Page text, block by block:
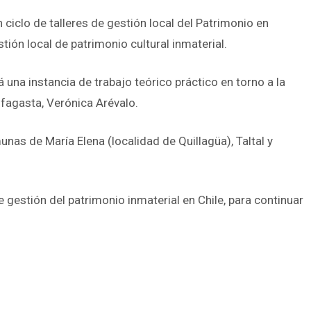
de talleres de gestión local del Patrimonio en
local de patrimonio cultural inmaterial.
una instancia de trabajo teórico práctico en torno a la
Verónica Arévalo.
de María Elena (localidad de Quillagüa), Taltal y
del patrimonio inmaterial en Chile, para continuar